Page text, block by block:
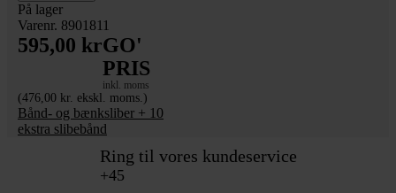
På lager
Varenr. 8901811
595,00 krGO'
PRIS
inkl. moms
(476,00 kr. ekskl. moms.)
Bånd- og bænksliber + 10
ekstra slibebånd
Ring til vores kundeservice
+45